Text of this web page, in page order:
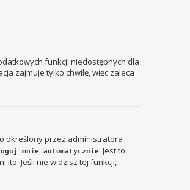
funkcji niedostępnych dla
zajmuje tylko chwilę, więc zaleca
określony przez administratora
mnie automatycznie. Jest to
itp. Jeśli nie widzisz tej funkcji,